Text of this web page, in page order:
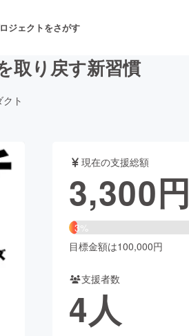
ジェクトをさがす
舞台・パフォーマンス
アニメ・漫画
ビューティー・ヘルスケア
取り戻す新習慣
ト
現在の支援総額
3,300円
3%
目標金額は100,000円
支援者数
4人